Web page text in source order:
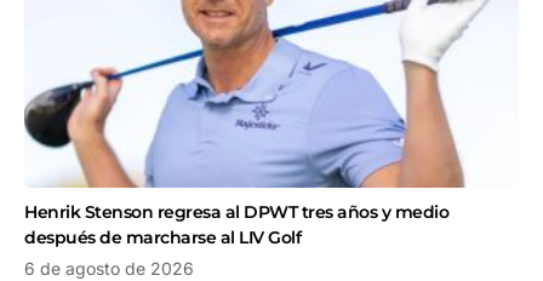
Henrik Stenson regresa al DPWT tres años y medio
después de marcharse al LIV Golf
6 de agosto de 2026